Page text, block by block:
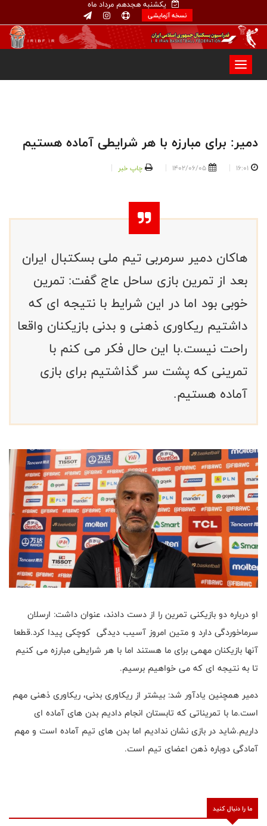
یکشنبه هجدهم مرداد ماه
نسخه آزمایشی
دمیر: برای مبارزه با هر شرایطی آماده هستیم
16:01
1402/06/05 چاپ خبر
هاکان دمیر سرمربی تیم ملی بسکتبال ایران
بعد از تمرین بازی ساحل عاج گفت: تمرین
خوبی بود اما در این شرایط با نتیجه ای که
داشتیم ریکاوری ذهنی و بدنی بازیکنان واقعا
راحت نیست.با این حال فکر می کنم با
تمرینی که پشت سر گذاشتیم برای بازی
آماده هستیم.
او درباره دو بازیکنی تمرین را از دست دادند، عنوان داشت: ارسلان
سرماخوردگی دارد و متین امروز آسیب دیدگی کوچکی پیدا کرد.قطعا
آنها بازیکنان مهمی برای ما هستند اما با هر شرایطی مبارزه می کنیم
تا به نتیجه ای که می خواهیم برسیم.
دمیر همچنین یادآور شد: بیشتر از ریکاوری بدنی، ریکاوری ذهنی مهم
است.ما با تمریناتی که تابستان انجام دادیم بدن های آماده ای
داریم.شاید در بازی نشان ندادیم اما بدن های تیم آماده است و مهم
آمادگی دوباره ذهن اعضای تیم است.
ما را دنبال کنید